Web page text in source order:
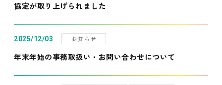
協定が取り上げられました
2025/12/03 お知らせ
年末年始の事務取扱い・お問い合わせについて